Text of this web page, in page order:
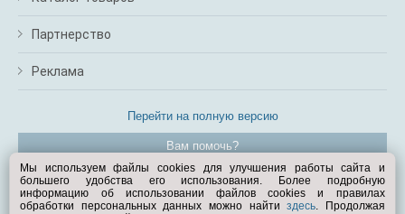
Партнерство
Реклама
Перейти на полную версию
Вам помочь?
© Exist.ru 1998—2026
Мы используем файлы cookies для улучшения работы сайта и
большего удобства его использования. Более подробную
информацию об использовании файлов cookies и правилах
обработки персональных данных можно найтиздесь. Продолжая